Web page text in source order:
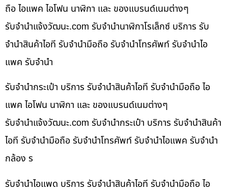
ถือ ไอแพค ไอโฟน นาฬิกา และ ของแบรนด์เนมต่างๆ
รับจํานําแจ้งวัฒนะ.com รับจำนำนาฬิกาโรเล็กซ์ บริการ รับ
จำนำสินค้าไอที รับจำนำมือถือ รับจำนำโทรศัพท์ รับจำนำไอ
แพค รับจำนำ
รับจำนำกระเป๋า บริการ รับจำนำสินค้าไอที รับจำนำมือถือ ไอ
แพค ไอโฟน นาฬิกา และ ของแบรนด์เนมต่างๆ
รับจํานําแจ้งวัฒนะ.com รับจำนำกระเป๋า บริการ รับจำนำสินค้า
ไอที รับจำนำมือถือ รับจำนำโทรศัพท์ รับจำนำไอแพค รับจำนำ
กล้อง ร
รับจำนำไอแพด บริการ รับจำนำสินค้าไอที รับจำนำมือถือ ไอ